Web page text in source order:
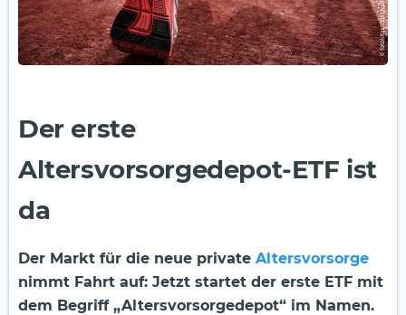
Der erste
Altersvorsorgedepot-ETF ist
da
Der Markt für die neue private Altersvorsorge
nimmt Fahrt auf: Jetzt startet der erste ETF mit
dem Begriff „Altersvorsorgedepot“ im Namen.